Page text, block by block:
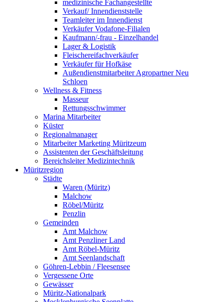
medizinische Fachangestellte
Verkauf/ Innendienststelle
Teamleiter im Innendienst
Verkäufer Vodafone-Filialen
Kaufmann/-frau - Einzelhandel
Lager & Logistik
Fleischereifachverkäufer
Verkäufer für Hofkäse
Außendienstmitarbeiter Agropartner Neu
Schloen
Wellness & Fitness
Masseur
Rettungsschwimmer
Marina Mitarbeiter
Küster
Regionalmanager
Mitarbeiter Marketing Müritzeum
Assistenten der Geschäftsleitung
Bereichsleiter Medizintechnik
Müritzregion
Städte
Waren (Müritz)
Malchow
Röbel/Müritz
Penzlin
Gemeinden
Amt Malchow
Amt Penzliner Land
Amt Röbel-Müritz
Amt Seenlandschaft
Göhren-Lebbin / Fleesensee
Vergessene Orte
Gewässer
Müritz-Nationalpark